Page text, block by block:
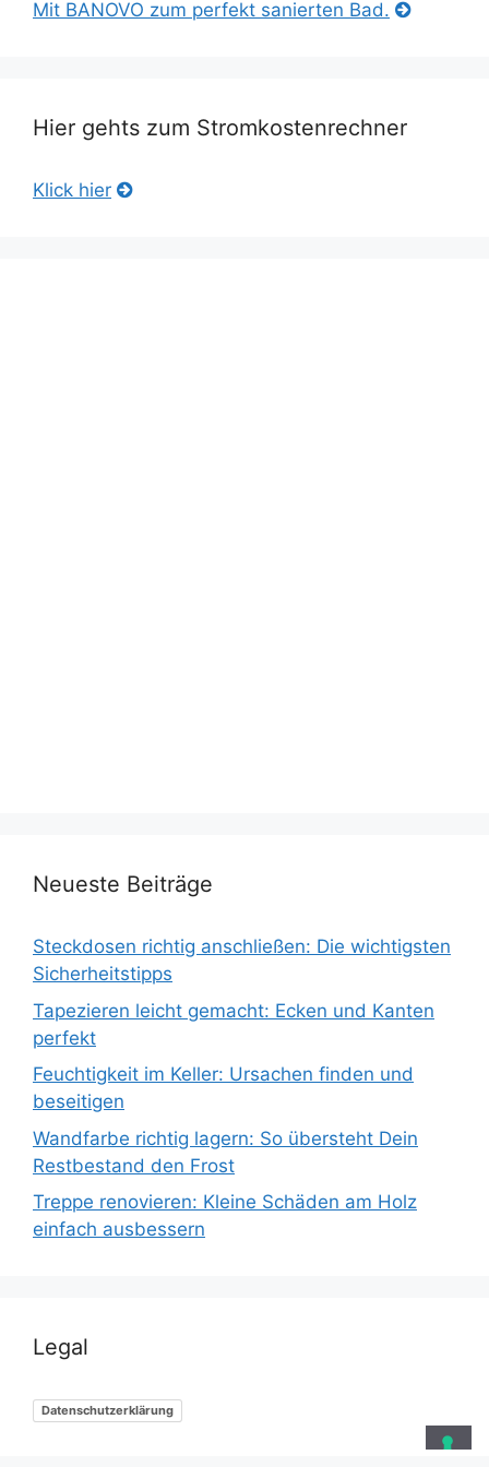
Mit BANOVO zum perfekt sanierten Bad.
Hier gehts zum Stromkostenrechner
Klick hier
Neueste Beiträge
Steckdosen richtig anschließen: Die wichtigsten
Sicherheitstipps
Tapezieren leicht gemacht: Ecken und Kanten
perfekt
Feuchtigkeit im Keller: Ursachen finden und
beseitigen
Wandfarbe richtig lagern: So übersteht Dein
Restbestand den Frost
Treppe renovieren: Kleine Schäden am Holz
einfach ausbessern
Legal
Datenschutzerklärung